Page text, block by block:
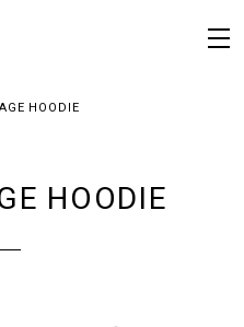
HOODIE
HOODIE